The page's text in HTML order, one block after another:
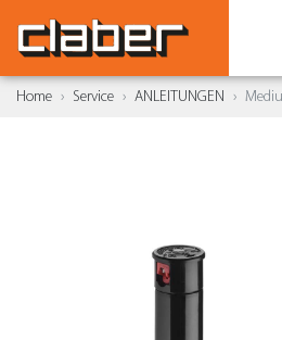
Home Service ANLEITUNGEN